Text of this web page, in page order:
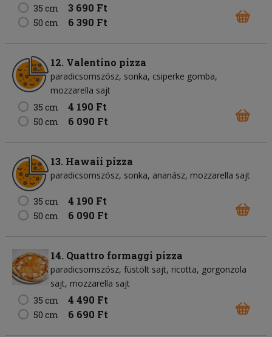
35 cm
3 690 Ft
50 cm 6 390 Ft
12. Valentino pizza
paradicsomszósz sonka csiperke gomba
mozzarella sajt
35 cm
4 190 Ft
50 cm 6 090 Ft
13. Hawaii pizza
paradicsomszósz sonka ananász mozzarella sajt
35 cm 4 190 Ft
50 cm 6 090 Ft
14. Quattro formaggi pizza
paradicsomszósz füstölt sajt ricotta gorgonzola
sajt mozzarella sajt
35 cm
4 490 Ft
50 cm 6 690 Ft